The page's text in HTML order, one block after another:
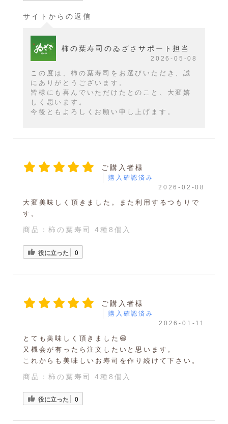
サイトからの返信
柿の葉寿司のゐざさサポート担当
2026-05-08
この度は、柿の葉寿司をお選びいただき、誠
にありがとうございます。
皆様にも喜んでいただけたとのこと、大変嬉
しく思います。
今後ともよろしくお願い申し上げます。
ご購入者様
購入確認済み
2026-02-08
大変美味しく頂きました。また利用するつもりで
す。
商品：柿の葉寿司 4種8個入
役に立った 0
ご購入者様
購入確認済み
2026-01-11
とても美味しく頂きました😆
又機会が有ったら注文したいと思います。
これからも美味しいお寿司を作り続けて下さい。
商品：柿の葉寿司 4種8個入
役に立った 0